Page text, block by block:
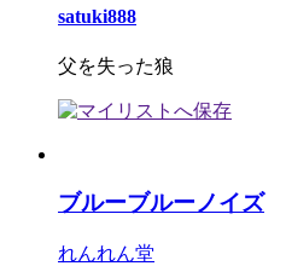
satuki888
父を失った狼
ブルーブルーノイズ
れんれん堂